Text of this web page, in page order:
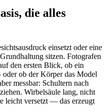
die alles
einsetzt oder eine
sitzen. Fotografen
den ersten Blick, ob ein
ob der Körper das Model
messbar: Schultern nach
Wirbelsäule lang, nicht
leicht versetzt — das erzeugt